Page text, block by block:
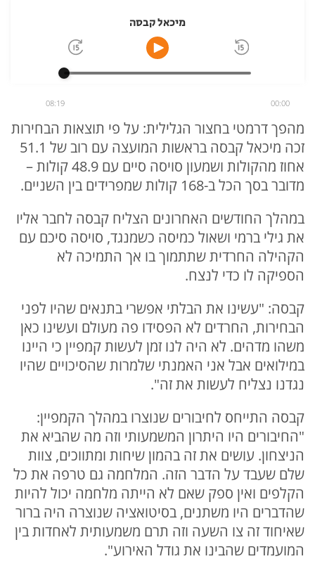
מיכאל קבסה
00:00
08:19
מהפך דרמטי בחצור הגלילית: על פי תוצאות הבחירות
זכה מיכאל קבסה בראשות המועצה עם רוב של 51.1
אחוז מהקולות ושמעון סויסה סיים עם 48.9 קולות –
מדובר בסך הכל ב-168 קולות שמפרידים בין השניים.
במהלך החודשים האחרונים הצליח קבסה לחבר אליו
את גילי ברמי ושאול כמיסה כשמנגד, סויסה סיכם עם
הקהילה החרדית שתתמוך בו אך התמיכה לא
הספיקה לו כדי לנצח.
קבסה: "עשינו את הבלתי אפשרי בתנאים שהיו לפני
הבחירות, החרדים לא הפסידו פה מעולם ועשינו כאן
משהו מדהים. לא היה לנו זמן לעשות קמפיין כי היינו
במילואים אבל אני האמנתי שלמרות שהסיכויים שהיו
נגדנו נצליח לעשות את זה".
קבסה התייחס לחיבורים שנוצרו במהלך הקמפיין:
"החיבורים היו היתרון המשמעותי וזה מה שהביא את
הניצחון. עושים את זה בהמון שיחות ומתווכים, צוות
שלם שעבד על הדבר הזה. המלחמה גם טרפה את כל
הקלפים ואין ספק שאם לא הייתה מלחמה יכול להיות
שהדברים היו משתנים, בסיטואציה שנוצרה היה ברור
שאיחוד זה צו השעה וזה תרם משמעותית לאחדות בין
המועמדים שהבינו את גודל האירוע".